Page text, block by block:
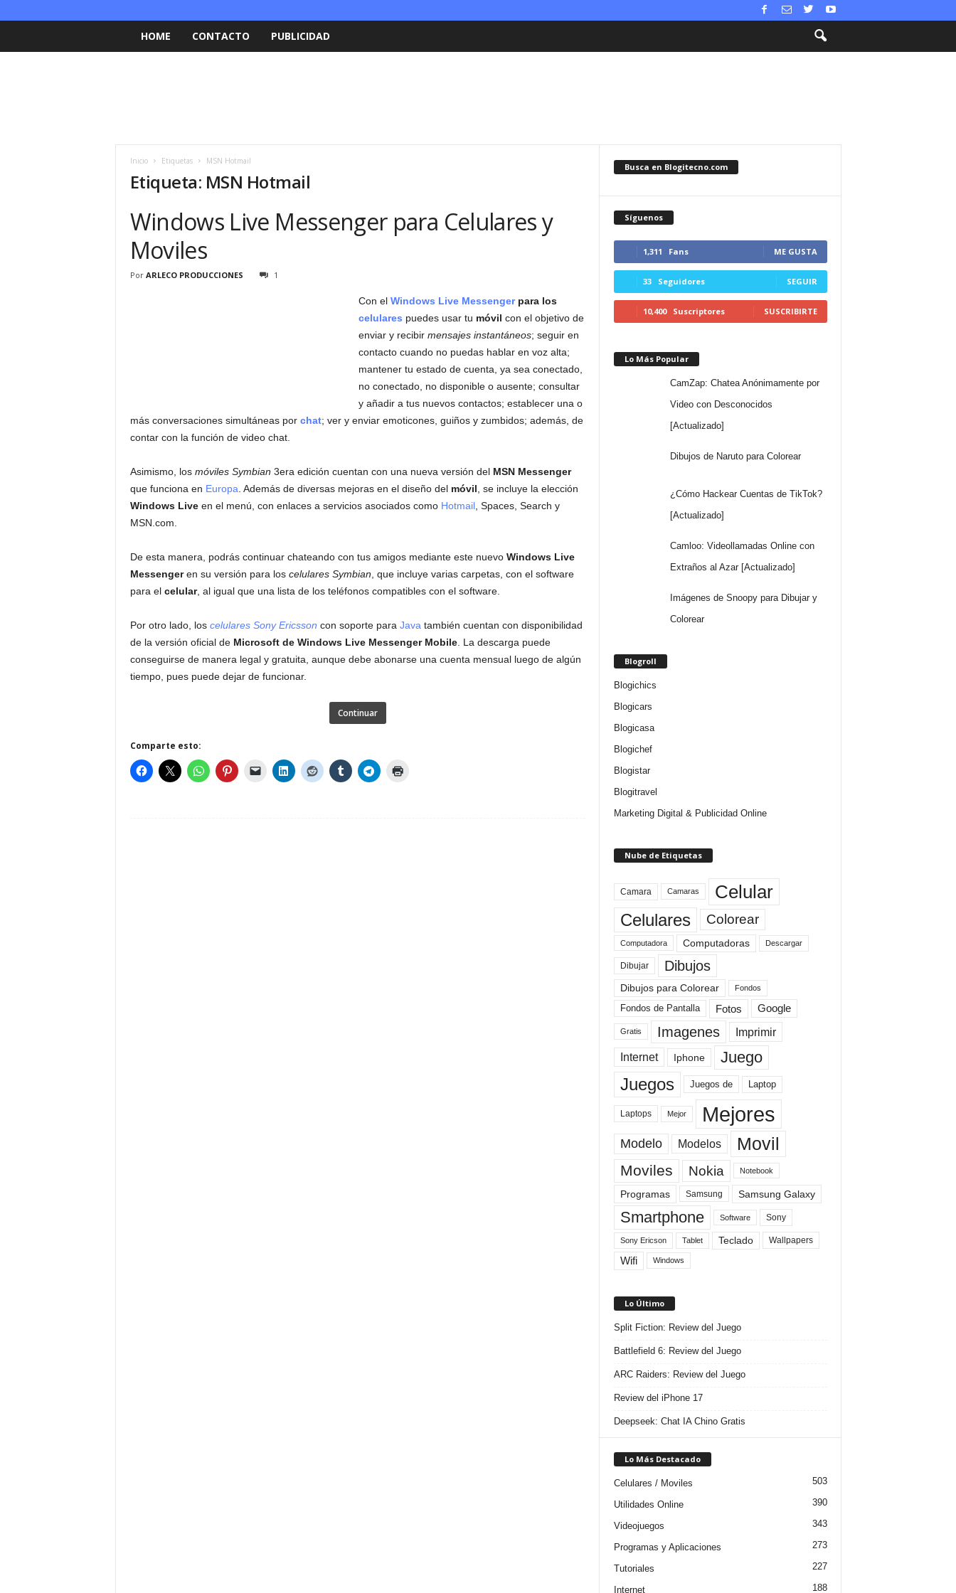
HOME CONTACTO PUBLICIDAD
Inicio Etiquetas MSN Hotmail
Etiqueta: MSN Hotmail
Windows Live Messenger para Celulares y
Moviles
Por ARLECO PRODUCCIONES 1
Con el Windows Live Messengerpara los
celulares puedes usar tu móvil con el objetivo de
enviar y recibir mensajes instantáneos; seguir en
contacto cuando no puedas hablar en voz alta;
mantener tu estado de cuenta, ya sea conectado,
no conectado, no disponible o ausente; consultar
y añadir a tus nuevos contactos; establecer una o
más conversaciones simultáneas por chat; ver y enviar emoticones, guiños y zumbidos; además, de
contar con la función de video chat.
Asimismo, los móviles Symbian 3era edición cuentan con una nueva versión del MSN Messenger
que funciona en Europa . Además de diversas mejoras en el diseño del móvil , se incluye la elección
Windows Liveen el menú, con enlaces a servicios asociados como Hotmail, Spaces, Search y
MSN.com.
De esta manera, podrás continuar chateando con tus amigos mediante este nuevo Windows Live
Messengeren su versión para los celulares Symbian , que incluye varias carpetas, con el software
para el celular, al igual que una lista de los teléfonos compatibles con el software.
Por otro lado, los celulares Sony Ericsson con soporte para Java también cuentan con disponibilidad
de la versión oficial de Microsoft de Windows Live Messenger Mobile. La descarga puede
conseguirse de manera legal y gratuita, aunque debe abonarse una cuenta mensual luego de algún
tiempo, pues puede dejar de funcionar.
Continuar
Comparte esto:
Busca en Blogitecno.com
Síguenos
1,311 Fans ME GUSTA
33 Seguidores SEGUIR
10,400 Suscriptores SUSCRIBIRTE
Lo Más Popular
CamZap: Chatea Anónimamente por
Video con Desconocidos
[Actualizado]
Dibujos de Naruto para Colorear
¿Cómo Hackear Cuentas de TikTok?
[Actualizado]
Camloo: Videollamadas Online con
Extraños al Azar [Actualizado]
Imágenes de Snoopy para Dibujar y
Colorear
Blogroll
Blogichics
Blogicars
Blogicasa
Blogichef
Blogistar
Blogitravel
Marketing Digital & Publicidad Online
Nube de Etiquetas
Camara Camaras Celular
Celulares Colorear
Computadora Computadoras Descargar
Dibujar Dibujos
Dibujos para Colorear Fondos
Fondos de Pantalla Fotos Google
Gratis Imagenes Imprimir
Internet Iphone Juego
Juegos Juegos de Laptop
Laptops Mejor Mejores
Modelo Modelos Movil
Moviles Nokia Notebook
Programas Samsung Samsung Galaxy
Smartphone Software Sony
Sony Ericson Tablet Teclado Wallpapers
Wifi Windows
Lo Último
Split Fiction: Review del Juego
Battlefield 6: Review del Juego
ARC Raiders: Review del Juego
Review del iPhone 17
Deepseek: Chat IA Chino Gratis
Lo Más Destacado
Celulares / Moviles 503
Utilidades Online 390
Videojuegos 343
Programas y Aplicaciones 273
Tutoriales 227
Internet 188